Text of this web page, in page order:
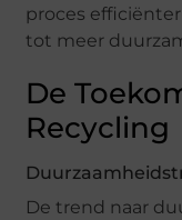
proces
tot meer
De
Recycling
De trend naar